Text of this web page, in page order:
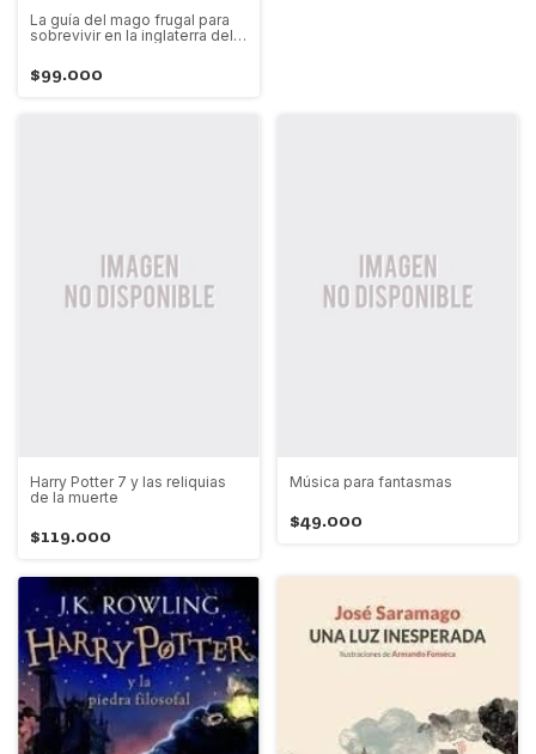
La guía del mago frugal para
sobrevivir en la inglaterra del
$99.000
Harry Potter 7 y las reliquias
de la muerte
$119.000
Música para fantasmas
$49.000